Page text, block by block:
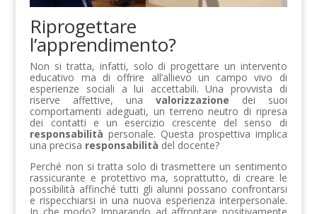
Riprogettare
l’apprendimento?
Non si tratta, infatti, solo di progettare un intervento
educativo ma di offrire all’allievo un campo vivo di
esperienze sociali a lui accettabili. Una provvista di
riserve affettive, una valorizzazionedei suoi
comportamenti adeguati, un terreno neutro di ripresa
dei contatti e un esercizio crescente del senso di
responsabilità personale. Questa prospettiva implica
una precisa responsabilità del docente?
Perché non si tratta solo di trasmettere un sentimento
rassicurante e protettivo ma, soprattutto, di creare le
possibilità affinché tutti gli alunni possano confrontarsi
e rispecchiarsi in una nuova esperienza interpersonale.